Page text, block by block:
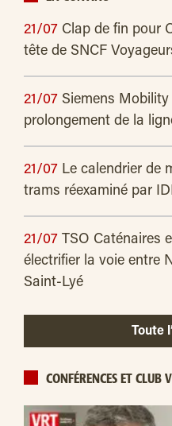
21/07 Clap de fin pour
tête de SNCF
21/07 Siemens
prolongement de la
21/07 Le calendrier de
trams réexaminé par
21/07 TSO Caténaires
électrifier la voie entre
Saint-Lyé
Toute
CONFÉRENCES ET CLUB